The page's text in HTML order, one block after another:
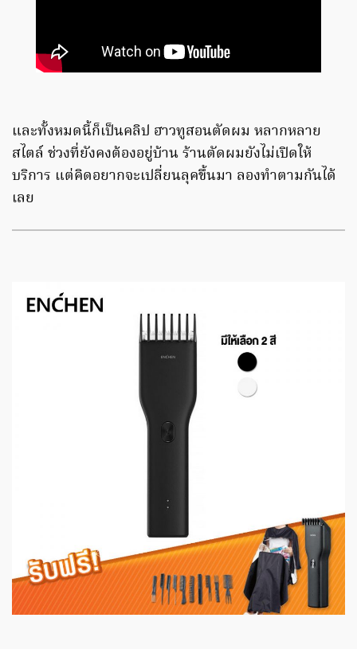
และทั้งหมดนี้ก็เป็นคลิป ฮาวทูสอนตัดผม หลากหลาย
สไตล์ ช่วงที่ยังคงต้องอยู่บ้าน ร้านตัดผมยังไม่เปิดให้
บริการ แต่คิดอยากจะเปลี่ยนลุคขึ้นมา ลองทำตามกันได้
เลย